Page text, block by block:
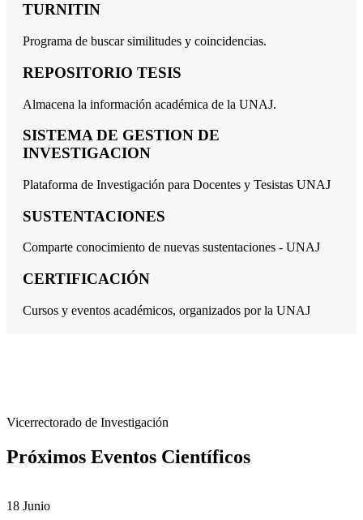
TURNITIN
Programa de buscar similitudes y coincidencias.
REPOSITORIO TESIS
Almacena la información académica de la UNAJ.
SISTEMA DE GESTION DE
INVESTIGACION
Plataforma de Investigación para Docentes y Tesistas UNAJ
SUSTENTACIONES
Comparte conocimiento de nuevas sustentaciones - UNAJ
CERTIFICACIÓN
Cursos y eventos académicos, organizados por la UNAJ
Vicerrectorado de Investigación
Próximos Eventos Científicos
18 Junio